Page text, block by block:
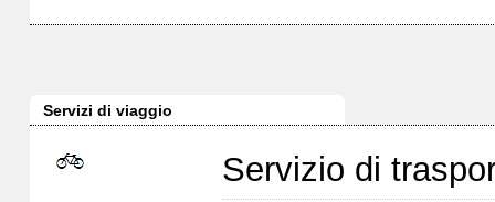
Servizi di viaggio
Servizio di